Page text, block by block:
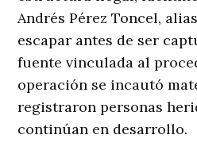
Andrés Pérez Toncel,
escapar antes de ser
fuente vinculada al
operación se incautó
registraron personas
continúan en desarrollo.